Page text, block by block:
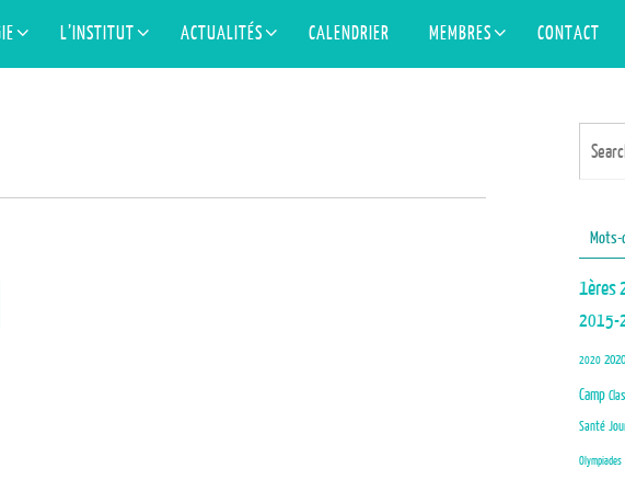
L’INSTITUT ACTUALITÉS CALENDRIER MEMBRES CONTACT
Mots-
1ères
2015-
2020
Camp
Santé
Olympiades